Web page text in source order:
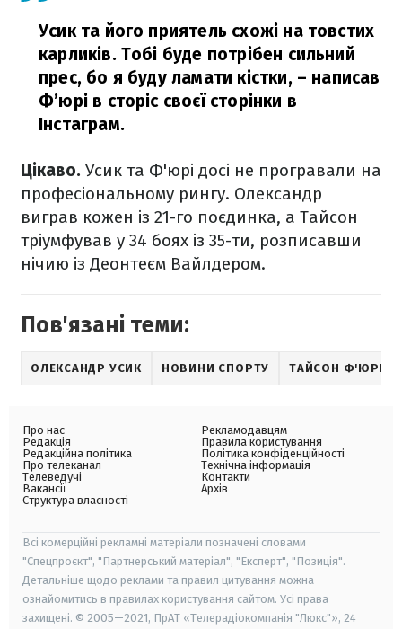
Усик та його приятель схожі на товстих
карликів. Тобі буде потрібен сильний
прес, бо я буду ламати кістки, – написав
Ф’юрі в сторіс своєї сторінки в
Інстаграм.
Цікаво. Усик та Ф'юрі досі не програвали на
професіональному рингу. Олександр
виграв кожен із 21-го поєдинка, а Тайсон
тріумфував у 34 боях із 35-ти, розписавши
нічию із Деонтеєм Вайлдером.
Пов'язані теми:
ОЛЕКСАНДР УСИК НОВИНИ СПОРТУ ТАЙСОН Ф'ЮРІ
Про нас
Редакція
Редакційна політика
Про телеканал
Телеведучі
Вакансії
Структура власності
Рекламодавцям
Правила користування
Політика конфіденційності
Технічна інформація
Контакти
Архів
Всі комерційні рекламні матеріали позначені словами
"Спецпроєкт", "Партнерський матеріал", "Експерт", "Позиція".
Детальніше щодо реклами та правил цитування можна
ознайомитись в правилах користування сайтом. Усі права
захищені. © 2005—2021, ПрАТ «Телерадіокомпанія "Люкс"», 24